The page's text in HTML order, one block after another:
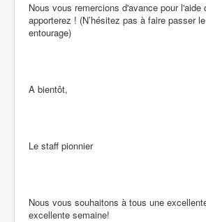
Nous vous remercions d'avance pour l'aide
apporterez ! (N’hésitez pas à faire passer
entourage)
A bientôt,
Le staff pionnier
Nous vous souhaitons à tous une
excellente semaine!